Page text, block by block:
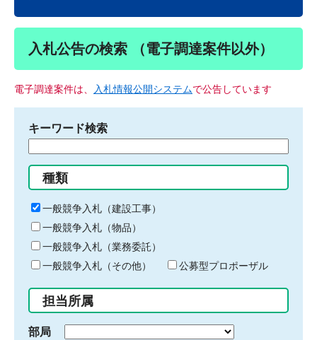
入札公告の検索 （電子調達案件以外）
電子調達案件は、 入札情報公開システムで公告しています
キーワード検索
る
キ
ー
ワ
ー
ド
入
力
種類
一般競争入札（建設工事）
一般競争入札（物品）
一般競争入札（業務委託）
一般競争入札（その他）
公募型プロポーザル
担当所属
部局